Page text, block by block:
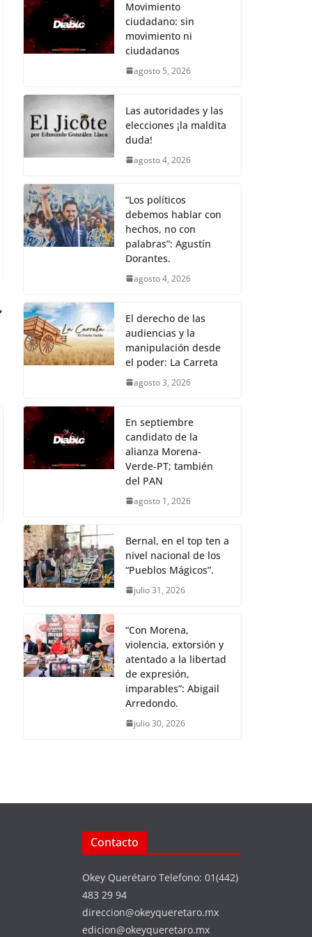
b
o
o
A
p
p
Li
n
k
e
Movimiento
ciudadano: sin
movimiento ni
ciudadanos
agosto 5, 2026
Las autoridades y las
elecciones ¡la maldita
duda!
agosto 4, 2026
“Los políticos
debemos hablar con
hechos, no con
palabras”: Agustín
Dorantes.
agosto 4, 2026
El derecho de las
audiencias y la
manipulación desde
el poder: La Carreta
agosto 3, 2026
En septiembre
candidato de la
alianza Morena-
Verde-PT; también
del PAN
agosto 1, 2026
Bernal, en el top ten a
nivel nacional de los
“Pueblos Mágicos”.
julio 31, 2026
“Con Morena,
violencia, extorsión y
atentado a la libertad
de expresión,
imparables”: Abigail
Arredondo.
julio 30, 2026
Contacto
Okey Querétaro Telefono: 01(442)
483 29 94
direccion@okeyqueretaro.mx
edicion@okeyqueretaro.mx